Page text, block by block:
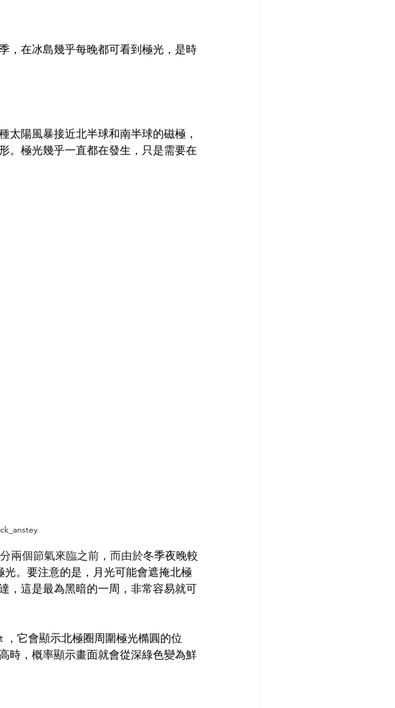
，在冰島幾乎每晚都可看到極光，是時
太陽風暴接近北半球和南半球的磁極，
。極光幾乎一直都在發生，只是需要在
兩個節氣來臨之前，而由於冬季夜晚較
。要注意的是，月光可能會遮掩北極
，這是最為黑暗的一周，非常容易就可
它會顯示北極圈周圍極光橢圓的位
時，概率顯示畫面就會從深綠色變為鮮